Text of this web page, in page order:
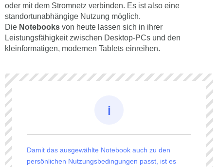
oder mit dem Stromnetz verbinden. Es ist also eine
standortunabhängige Nutzung möglich.
Die Notebooks von heute lassen sich in ihrer
Leistungsfähigkeit zwischen Desktop-PCs und den
kleinformatigen, modernen Tablets einreihen.
Damit das ausgewählte Notebook auch zu den
persönlichen Nutzungsbedingungen passt, ist es